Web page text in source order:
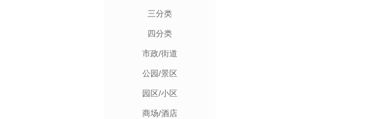
三分类
四分类
市政/街道
公园/景区
园区/小区
商场/酒店